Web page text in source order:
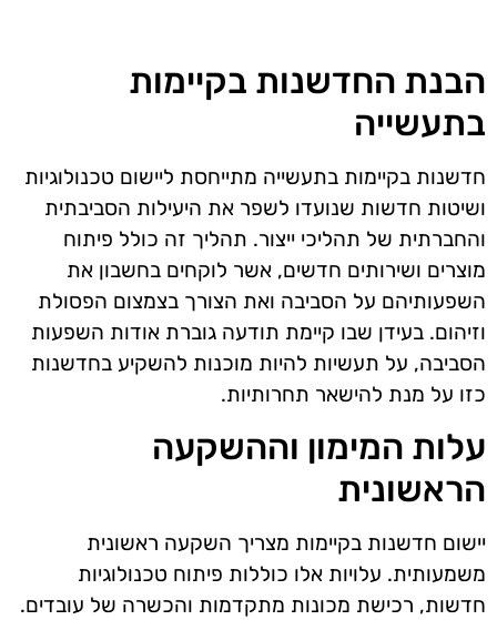
הבנת החדשנות בקיימות
בתעשייה
חדשנות בקיימות בתעשייה מתייחסת ליישום טכנולוגיות
ושיטות חדשות שנועדו לשפר את היעילות הסביבתית
והחברתית של תהליכי ייצור. תהליך זה כולל פיתוח
מוצרים ושירותים חדשים, אשר לוקחים בחשבון את
השפעותיהם על הסביבה ואת הצורך בצמצום הפסולת
וזיהום. בעידן שבו קיימת תודעה גוברת אודות השפעות
הסביבה, על תעשיות להיות מוכנות להשקיע בחדשנות
כזו על מנת להישאר תחרותיות.
עלות המימון וההשקעה
הראשונית
יישום חדשנות בקיימות מצריך השקעה ראשונית
משמעותית. עלויות אלו כוללות פיתוח טכנולוגיות
חדשות, רכישת מכונות מתקדמות והכשרה של עובדים.